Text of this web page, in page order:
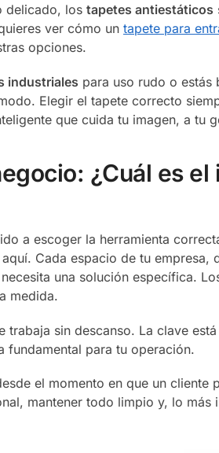
delicado, los tapetes antiestáticos
ver cómo un tapete para
opciones.
industriales para uso rudo o estás
Elegir el tapete correcto
que cuida tu imagen, a tu
¿Cuál es el
a escoger la herramienta
Cada espacio de tu empresa,
una solución específica.
medida.
sin descanso. La clave
fundamental para tu operación.
el momento en que un cliente
mantener todo limpio y, lo